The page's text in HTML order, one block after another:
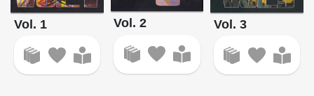
Vol. 1 Vol. 2 Vol. 3